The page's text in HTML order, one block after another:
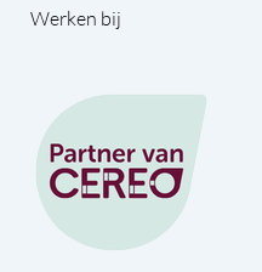
Werken bij